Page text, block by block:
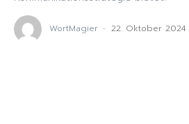
WortMagier - 22. Oktober 2024